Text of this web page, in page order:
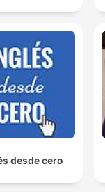
desde cero